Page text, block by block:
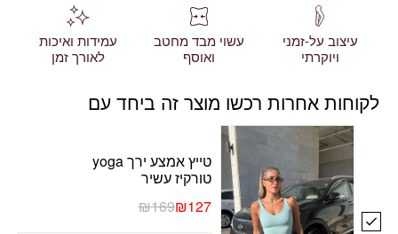
עיצוב על-זמני
ויוקרתי
עשוי מבד מחטב
ואוסף
עמידות ואיכות
לאורך זמן
לקוחות אחרות רכשו מוצר זה ביחד עם
טייץ אמצע ירך yoga
טורקיז עשיר
₪169₪127